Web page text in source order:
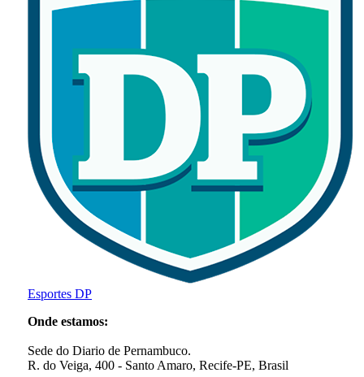
Esportes DP
Onde estamos:
Sede do Diario de Pernambuco.
R. do Veiga, 400 - Santo Amaro, Recife-PE, Brasil